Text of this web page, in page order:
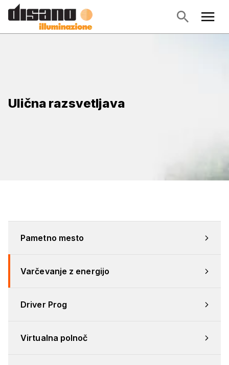
Ulična razsvetljava
Pametno mesto
Varčevanje z energijo
Driver Prog
Virtualna polnoč